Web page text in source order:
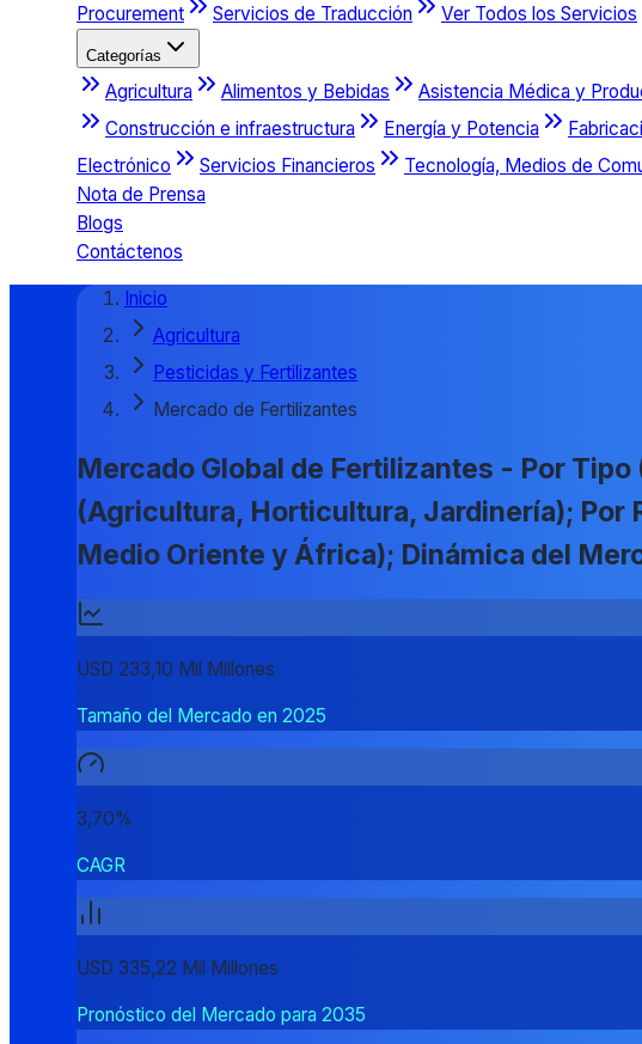
Procurement
Servicios de Traducción Ver Todos los Servicios
Categorías
Agricultura Alimentos y Bebidas Asistencia Médica y
Construcción e infraestructura
Energía y Potencia
Electrónico
Servicios Financieros Tecnología, Medios de
Nota de Prensa
Blogs
Contáctenos
Inicio
Agricultura
Pesticidas y Fertilizantes
Mercado de Fertilizantes
Mercado Global de Fertilizantes - Por
(Agricultura, Horticultura, Jardinería); Por
Medio Oriente y África); Dinámica del
USD 233,10 Mil Millones
Tamaño del Mercado en 2025
3,70%
CAGR
USD 335,22 Mil Millones
Pronóstico del Mercado para 2035